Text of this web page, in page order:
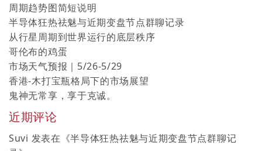
周期趋势图简短说明
半导体狂热祛魅与近期变盘节点群聊记录
从行星周期到世界运行的底层秩序
哥伦布的鸡蛋
市场天气预报｜5/26-5/29
香港-木打宝瓶格局下的市场展望
鬼神无常享，享于克诚。
近期评论
Suvi 发表在《半导体狂热祛魅与近期变盘节点群聊记